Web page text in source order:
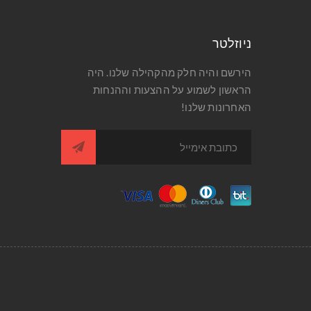
ניוזלטר
הירשם והיה חלק מהקהילה שלנו. היה
הראשון לשמוע על ההצעות וההנחות
האחרונות שלנו!